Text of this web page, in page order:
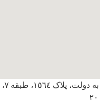
تهران، خیابان شریعتی، نرسیده به دولت، پلاک ١٥٦٤، طبقه ٧،